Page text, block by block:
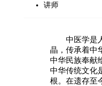
讲师
中医学是
晶，传承着中
中华民族奉献
中华传统文化
根。在遗存至